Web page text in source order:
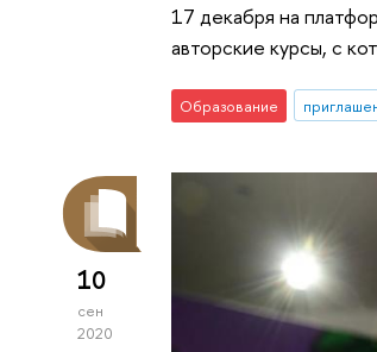
17 декабря на
авторские курсы, с
Образование
10
сен
2020